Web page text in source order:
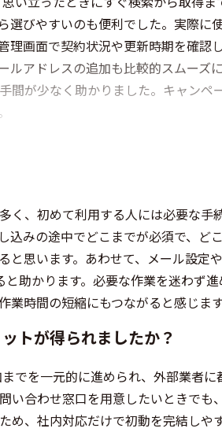
選びやすいのも便利でした。実際に
理画面で契約状況や更新時期を確認
ルアドレスの追加も比較的スムーズ
間が少なく助かりました。キャンペ
く、初めて利用する人には必要な手
込みの途中でどこまでが必須で、ど
と思います。あわせて、メール設定
助かります。必要な作業を迷わず進
時間の短縮にもつながると感じます
トが得られましたか？
でを一元的に進められ、外部業者に
い合わせ窓口を用意したいときでも
め、社内対応だけで初動を完結しや